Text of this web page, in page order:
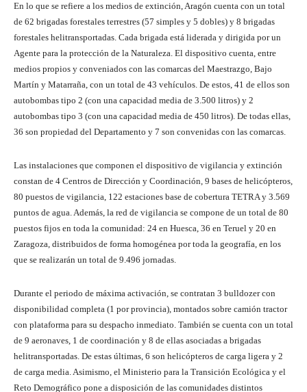
En lo que se refiere a los medios de extinción, Aragón cuenta con un total
de 62 brigadas forestales terrestres (57 simples y 5 dobles) y 8 brigadas
forestales helitransportadas. Cada brigada está liderada y dirigida por un
Agente para la protección de la Naturaleza. El dispositivo cuenta, entre
medios propios y conveniados con las comarcas del Maestrazgo, Bajo
Martín y Matarraña, con un total de 43 vehículos. De estos, 41 de ellos son
autobombas tipo 2 (con una capacidad media de 3.500 litros) y 2
autobombas tipo 3 (con una capacidad media de 450 litros). De todas ellas,
36 son propiedad del Departamento y 7 son convenidas con las comarcas.
Las instalaciones que componen el dispositivo de vigilancia y extinción
constan de 4 Centros de Dirección y Coordinación, 9 bases de helicópteros,
80 puestos de vigilancia, 122 estaciones base de cobertura TETRA y 3.569
puntos de agua. Además, la red de vigilancia se compone de un total de 80
puestos fijos en toda la comunidad: 24 en Huesca, 36 en Teruel y 20 en
Zaragoza, distribuidos de forma homogénea por toda la geografía, en los
que se realizarán un total de 9.496 jornadas.
Durante el periodo de máxima activación, se contratan 3 bulldozer con
disponibilidad completa (1 por provincia), montados sobre camión tractor
con plataforma para su despacho inmediato. También se cuenta con un total
de 9 aeronaves, 1 de coordinación y 8 de ellas asociadas a brigadas
helitransportadas. De estas últimas, 6 son helicópteros de carga ligera y 2
de carga media. Asimismo, el Ministerio para la Transición Ecológica y el
Reto Demográfico pone a disposición de las comunidades distintos